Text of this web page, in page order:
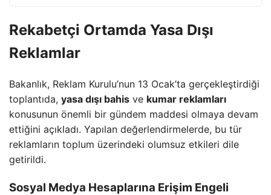
Rekabetçi Ortamda Yasa Dışı
Reklamlar
Bakanlık, Reklam Kurulu’nun 13 Ocak’ta gerçekleştirdiği
toplantıda, yasa dışı bahis ve kumar reklamları
konusunun önemli bir gündem maddesi olmaya devam
ettiğini açıkladı. Yapılan değerlendirmelerde, bu tür
reklamların toplum üzerindeki olumsuz etkileri dile
getirildi.
Sosyal Medya Hesaplarına Erişim Engeli